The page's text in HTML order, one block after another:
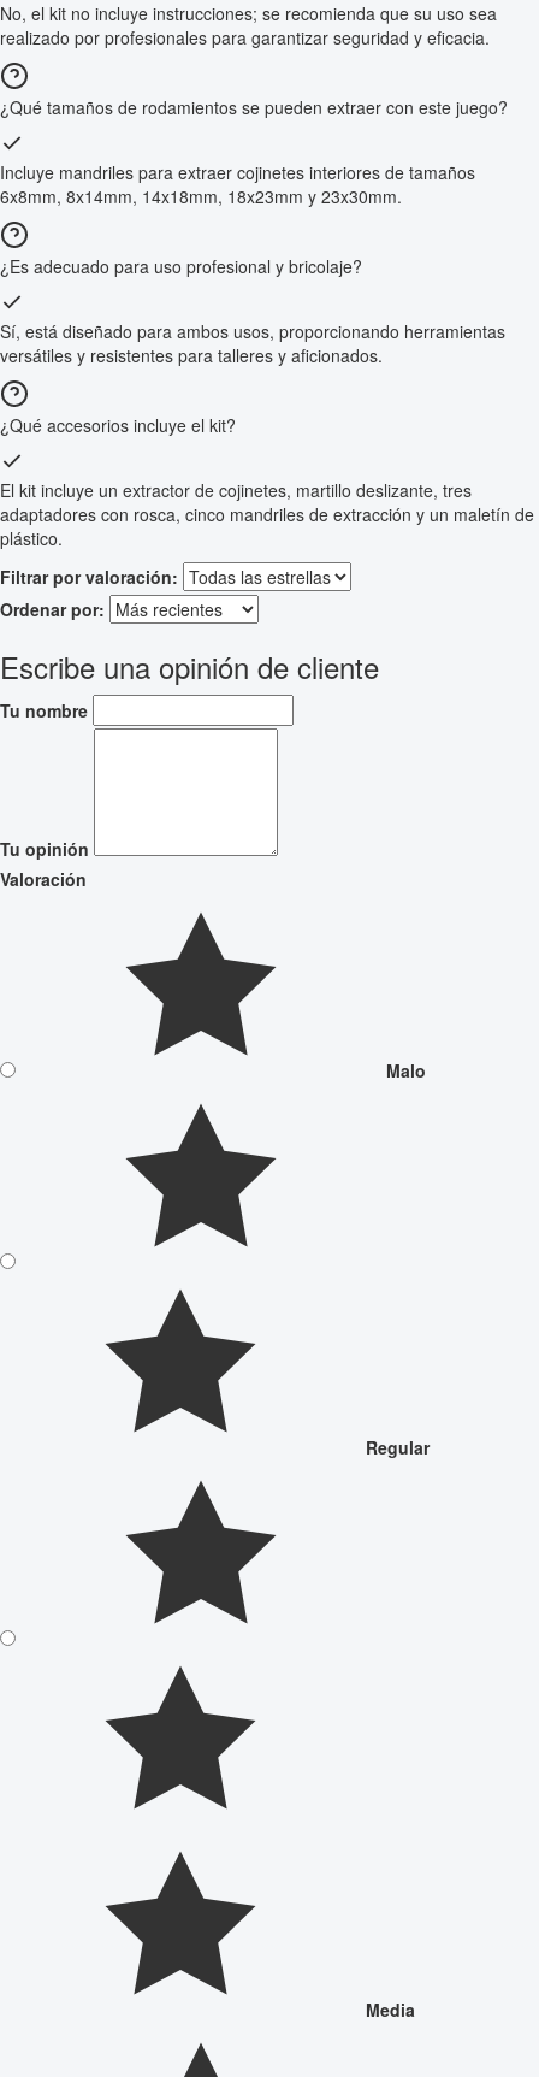
No, el kit no incluye instrucciones; se recomienda que su uso sea
realizado por profesionales para garantizar seguridad y eficacia.
¿Qué tamaños de rodamientos se pueden extraer con este juego?
Incluye mandriles para extraer cojinetes interiores de tamaños
6x8mm, 8x14mm, 14x18mm, 18x23mm y 23x30mm.
¿Es adecuado para uso profesional y bricolaje?
Sí, está diseñado para ambos usos, proporcionando herramientas
versátiles y resistentes para talleres y aficionados.
¿Qué accesorios incluye el kit?
El kit incluye un extractor de cojinetes, martillo deslizante, tres
adaptadores con rosca, cinco mandriles de extracción y un maletín de
plástico.
Filtrar por valoración:
Ordenar por:
Escribe una opinión de cliente
Tu nombre
Tu opinión
Valoración
Malo
Regular
Media